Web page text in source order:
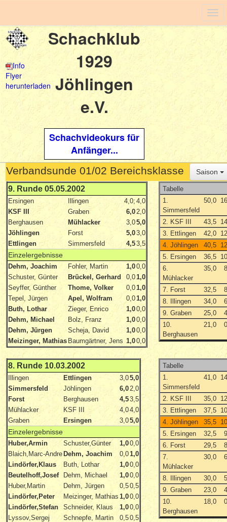
Info
Flyer
herunterladen
Schachklub
1929
Jöhlingen
e.V.
Schachvideokurs für
Anfänger...
Verbandsunde 01/02 Bereichsklasse Saison
9. Runde 05.05.2002
Ersingen Illingen 4,0; 4,0
KSF III
Graben 6,02,0
Berghausen
Mühlacker 3,05,0
Jöhlingen
Forst 5,03,0
Ettlingen
Simmersfeld 4,53,5
Einzelergebnisse
Dehm, Joachim Fohler, Martin 1,00,0
Schuster, Günter
Brückel, Gerhard 0,0 1,0
Seyffer, Günther
Thome, Volker 0,0 1,0
Tepel, Jürgen
Apel, Wolfram 0,0 1,0
Buth, Lothar
Zieger, Enrico 1,00,0
Dehm, Michael
Bolz, Franz 1,00,0
Dehm, Jürgen
Scheja, David 1,00,0
Meizinger, Mathias Baumgärtner, Jens 1,00,0
Tabelle
1.
Simmersfeld
50,0
2. KSF III 43,5
3. Ettlingen
42,0
4. Jöhlingen
40,5
5. Ersingen
36,5
6.
Mühlacker
35,0
7. Forst 32,5
8. Illingen
34,0
9. Graben
25,0
10.
Berghausen
21,0
8. Runde 10.03.2002
Illingen Ettlingen 3,05,0
Simmersfeld
Jöhlingen 6,02,0
Forst
Berghausen 4,53,5
Mühlacker
KSF III 4,04,0
Graben
Ersingen 3,05,0
Einzelergebnisse
Huber,Armin Schuster,Günter 1,00,0
Blaich,Marc-AndreDehm, Joachim 0,0 1,0
Lindörfer,Klaus
Buth, Lothar 1,00,0
Beutelhoff,Josef
Dehm, Michael 1,00,0
Huber,Martin
Dehm, Jürgen 0,50,5
Lindörfer,Peter
Meizinger, Mathias 1,00,0
Lindörfer,Stefan
Schneider, Klaus 1,00,0
Lyssov,Sergej
Schnepfe, Martin 0,50,5
Tabelle
1.
Simmersfeld
41,0
2. KSF III 35,0
3. Ettlingen
37,5
4. Jöhlingen
35,5
5. Ersingen
32,5
6. Forst
29,5
7.
Mühlacker
30,0
8. Illingen 30,0
9. Graben
23,0
10.
Berghausen
18,0